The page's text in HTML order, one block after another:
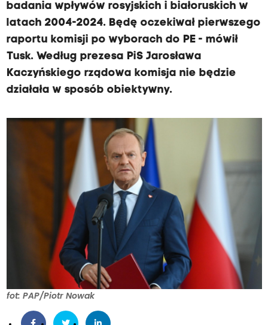
badania wpływów rosyjskich i białoruskich w
latach 2004-2024. Będę oczekiwał pierwszego
raportu komisji po wyborach do PE - mówił
Tusk. Według prezesa PiS Jarosława
Kaczyńskiego rządowa komisja nie będzie
działała w sposób obiektywny.
fot: PAP/Piotr Nowak